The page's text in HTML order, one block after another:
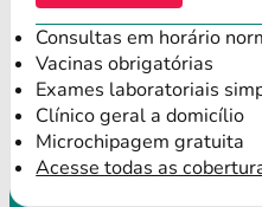
Consultas em horário
Vacinas obrigatórias
Exames laboratoriais
Clínico geral a domicílio
Microchipagem gratuita
Acesse todas as